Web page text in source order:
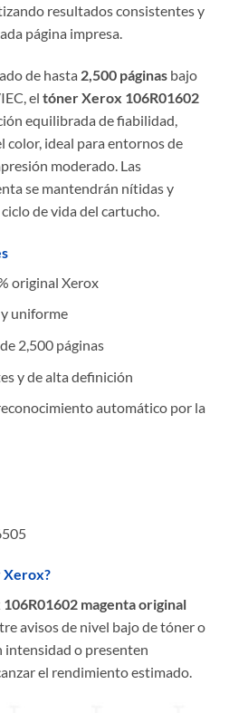
resultados consistentes y
página impresa.
de hasta 2,500 páginas bajo
el tóner Xerox 106R01602
equilibrada de fiabilidad,
color, ideal para entornos de
moderado. Las
se mantendrán nítidas y
de vida del cartucho.
original Xerox
uniforme
2,500 páginas
y de alta definición
automático por la
Xerox?
magenta original
avisos de nivel bajo de tóner o
intensidad o presenten
el rendimiento estimado.